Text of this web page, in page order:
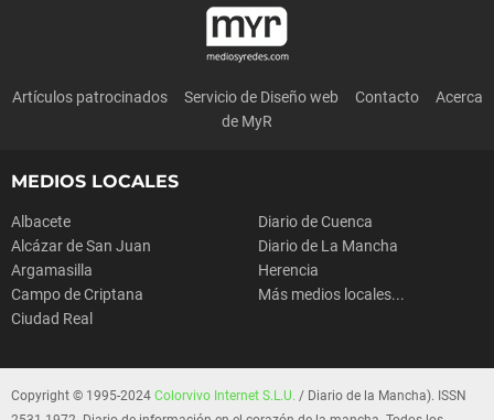
Artículos patrocinados Servicio de Diseño web Contacto
Acerca
de MyR
MEDIOS LOCALES
Albacete
Alcázar de San Juan
Argamasilla
Campo de Criptana
Ciudad Real
Diario de Cuenca
Diario de La Mancha
Herencia
Más medios locales...
Copyright © 1995-2024 Colorvivo Internet S.L.U. / Diario de la Mancha). ISSN